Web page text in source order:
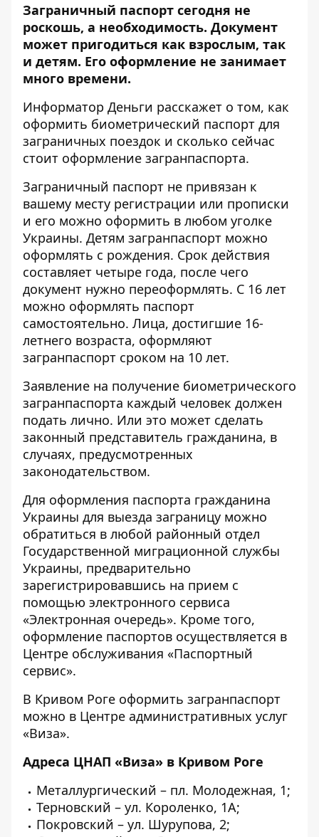
Заграничный паспорт сегодня не
роскошь, а необходимость. Документ
может пригодиться как взрослым, так
и детям. Его оформление не занимает
много времени.
Информатор Деньги расскажет о том, как
оформить биометрический паспорт для
заграничных поездок и сколько сейчас
стоит оформление загранпаспорта.
Заграничный паспорт не привязан к
вашему месту регистрации или прописки
и его можно оформить в любом уголке
Украины. Детям загранпаспорт можно
оформлять с рождения. Срок действия
составляет четыре года, после чего
документ нужно переоформлять. С 16 лет
можно оформлять паспорт
самостоятельно. Лица, достигшие 16-
летнего возраста, оформляют
загранпаспорт сроком на 10 лет.
Заявление на получение биометрического
загранпаспорта каждый человек должен
подать лично. Или это может сделать
законный представитель гражданина, в
случаях, предусмотренных
законодательством.
Для оформления паспорта гражданина
Украины для выезда заграницу можно
обратиться в любой районный отдел
Государственной миграционной службы
Украины, предварительно
зарегистрировавшись на прием с
помощью электронного сервиса
«Электронная очередь». Кроме того,
оформление паспортов осуществляется в
Центре обслуживания «Паспортный
сервис».
В Кривом Роге оформить загранпаспорт
можно в Центре административных услуг
«Виза».
Адреса ЦНАП «Виза» в Кривом Роге
Металлургический – пл. Молодежная, 1;
Терновский – ул. Короленко, 1А;
Покровский – ул. Шурупова, 2;